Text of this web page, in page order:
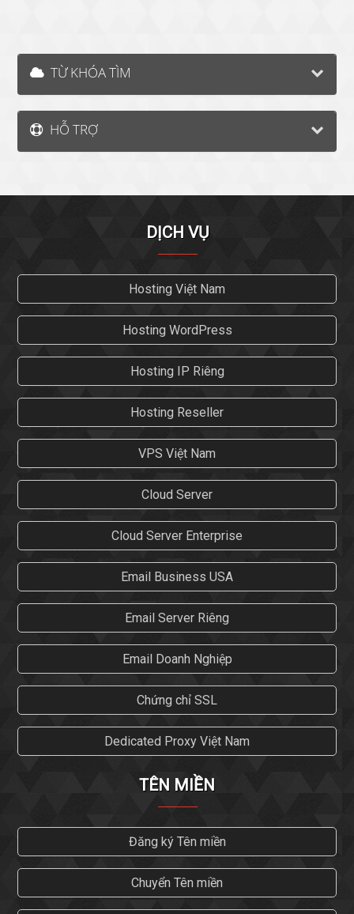
TỪ KHÓA TÌM
HỖ TRỢ
DỊCH VỤ
Hosting Việt Nam
Hosting WordPress
Hosting IP Riêng
Hosting Reseller
VPS Việt Nam
Cloud Server
Cloud Server Enterprise
Email Business USA
Email Server Riêng
Email Doanh Nghiệp
Chứng chỉ SSL
Dedicated Proxy Việt Nam
TÊN MIỀN
Đăng ký Tên miền
Chuyển Tên miền